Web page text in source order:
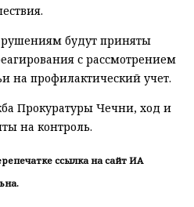
будут приняты
с рассмотрением
на профилактический учет.
Прокуратуры Чечни, ход и
на контроль.
ссылка на сайт ИА